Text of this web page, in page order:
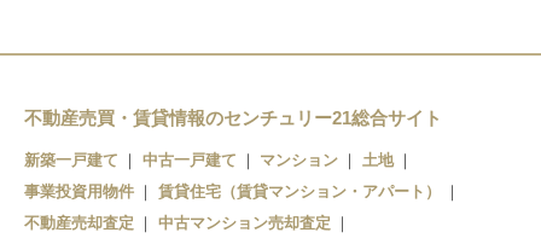
不動産売買・賃貸情報のセンチュリー21総合サイト
新築一戸建て 中古一戸建て マンション
土地
事業投資用物件
賃貸住宅（賃貸マンション・アパート）
不動産売却査定
中古マンション売却査定